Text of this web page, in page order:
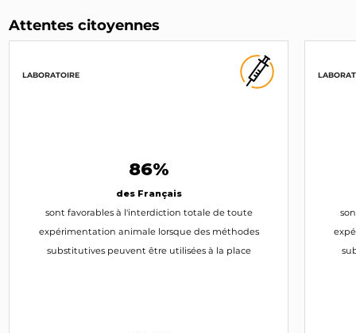
Attentes citoyennes
LABORATOIRE
86%
des Français
sont favorables à l'interdiction totale de toute
expérimentation animale lorsque des méthodes
substitutives peuvent être utilisées à la place